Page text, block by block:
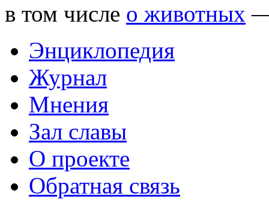
в том числе о животных
Энциклопедия
Журнал
Мнения
Зал славы
О проекте
Обратная связь